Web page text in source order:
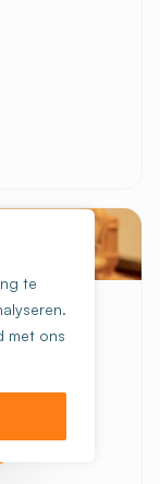
en
te
met ons